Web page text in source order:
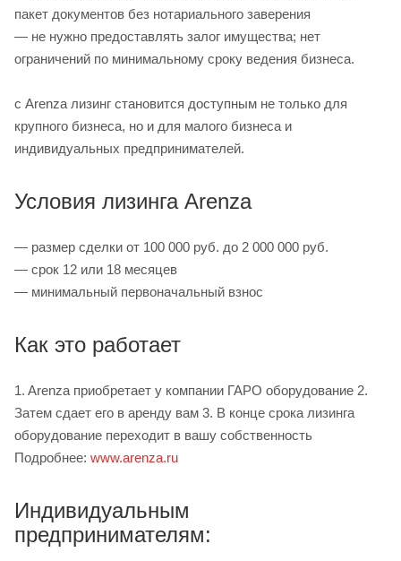
пакет документов без нотариального заверения
— не нужно предоставлять залог имущества; нет
ограничений по минимальному сроку ведения бизнеса.
с Arenza лизинг становится доступным не только для
крупного бизнеса, но и для малого бизнеса и
индивидуальных предпринимателей.
Условия лизинга Arenza
— размер сделки от 100 000 руб. до 2 000 000 руб.
— срок 12 или 18 месяцев
— минимальный первоначальный взнос
Как это работает
1. Arenza приобретает у компании ГАРО оборудование 2.
Затем сдает его в аренду вам 3. В конце срока лизинга
оборудование переходит в вашу собственность
Подробнее: www.arenza.ru
Индивидуальным
предпринимателям: